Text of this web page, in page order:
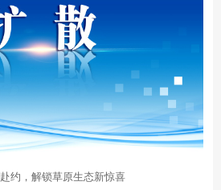
约，解锁草原生态新惊喜